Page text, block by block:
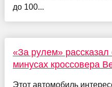
до 100...
«За рулем»
минусах кроссовера
Этот автомобиль